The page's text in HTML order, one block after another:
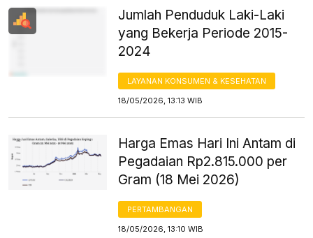
Jumlah Penduduk Laki-Laki
yang Bekerja Periode 2015-
2024
LAYANAN KONSUMEN & KESEHATAN
18/05/2026, 13:13 WIB
Harga Emas Hari Ini Antam di
Pegadaian Rp2.815.000 per
Gram (18 Mei 2026)
PERTAMBANGAN
18/05/2026, 13:10 WIB